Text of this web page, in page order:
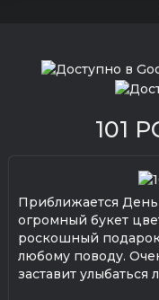
101
Приближается
огромный букет
роскошный подарок
любому поводу.
заставит